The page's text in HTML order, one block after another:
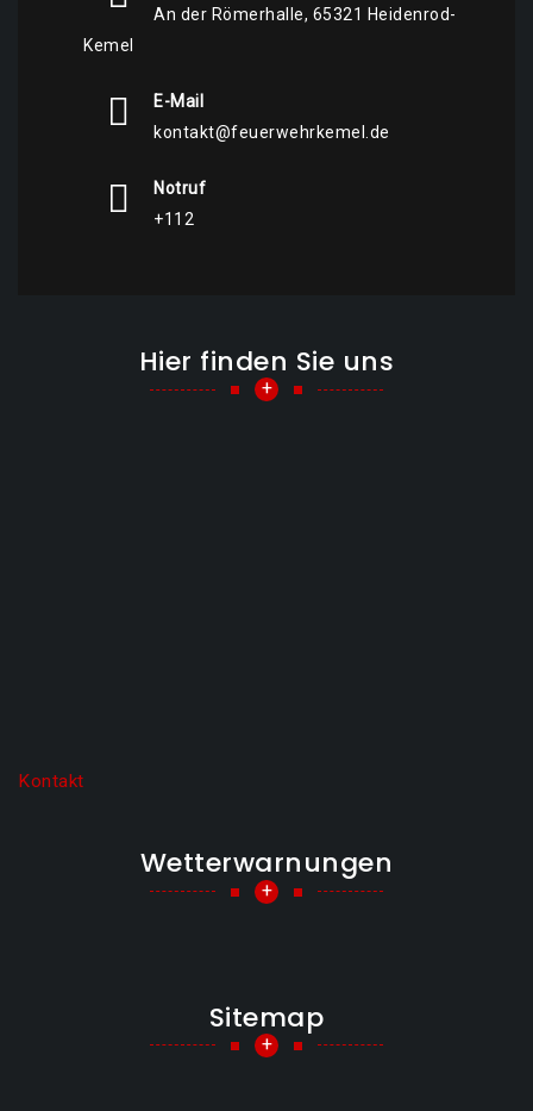
An der Römerhalle, 65321 Heidenrod-
Kemel
E-Mail
kontakt@feuerwehrkemel.de
Notruf
+112
Hier finden Sie uns
+
Kontakt
Wetterwarnungen
+
Sitemap
+